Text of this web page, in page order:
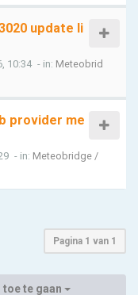
update li
10:34 - in: Meteobrid
provider me
- in: Meteobridge /
Pagina 1 van 1
te gaan